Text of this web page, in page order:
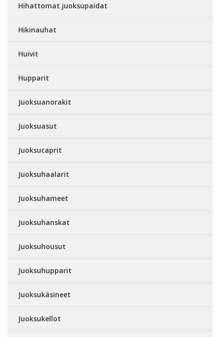
Hihattomat juoksupaidat
Hikinauhat
Huivit
Hupparit
Juoksuanorakit
Juoksuasut
Juoksucaprit
Juoksuhaalarit
Juoksuhameet
Juoksuhanskat
Juoksuhousut
Juoksuhupparit
Juoksukäsineet
Juoksukellot